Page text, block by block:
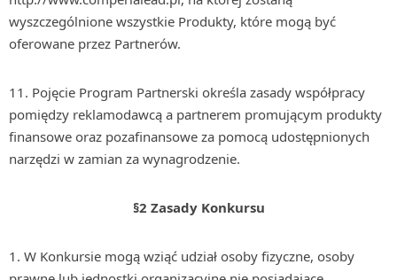
wyszczególnione wszystkie Produkty, które mogą być
oferowane przez Partnerów.
11. Pojęcie Program Partnerski określa zasady współpracy
pomiędzy reklamodawcą a partnerem promującym produkty
finansowe oraz pozafinansowe za pomocą udostępnionych
narzędzi w zamian za wynagrodzenie.
§2 Zasady Konkursu
1. W Konkursie mogą wziąć udział osoby fizyczne, osoby